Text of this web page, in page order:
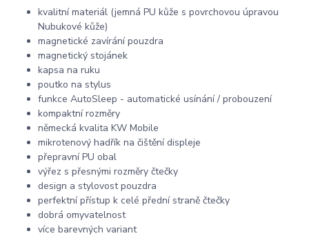
kvalitní materiál (jemná PU kůže s povrchovou úpravou
Nubukové kůže)
magnetické zavírání pouzdra
magnetický stojánek
kapsa na ruku
poutko na stylus
funkce AutoSleep - automatické usínání / probouzení
kompaktní rozměry
německá kvalita KW Mobile
mikrotenový hadřík na čištění displeje
přepravní PU obal
výřez s přesnými rozměry čtečky
design a stylovost pouzdra
perfektní přístup k celé přední straně čtečky
dobrá omyvatelnost
více barevných variant